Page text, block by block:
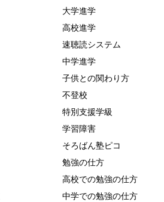
大学進学
高校進学
速聴読システム
中学進学
子供との関わり方
不登校
特別支援学級
学習障害
そろばん塾ピコ
勉強の仕方
高校での勉強の仕方
中学での勉強の仕方